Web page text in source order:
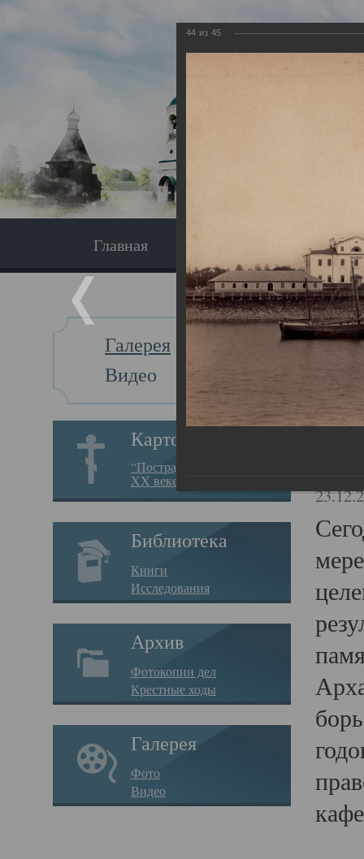
Главная
Галерея
Видео
Картотека
“Пострадавшие за веру в
XX веке на Севере”
Библиотека
Книги
Исследования
Архив
Фотокопии дел
Крестные ходы
Галерея
Фото
Видео
Главная
44 из 45